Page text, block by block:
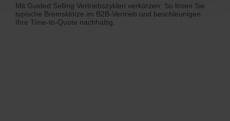
Mit Guided Selling Vertriebszyklen verkürzen: So lösen Sie
typische Bremsklötze im B2B-Vertrieb und beschleunigen
Ihre Time-to-Quote nachhaltig.